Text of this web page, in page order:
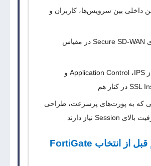
داخلی بین سرویس‌ها، کاربران و
Secure SD-WAN در مقیاس
IPS، Application Control و
SSL در کنار هم
که به پورت‌های پرسرعت، طراحی
بالای Session نیاز دارند
نکات مهم قبل از انتخاب FortiGate